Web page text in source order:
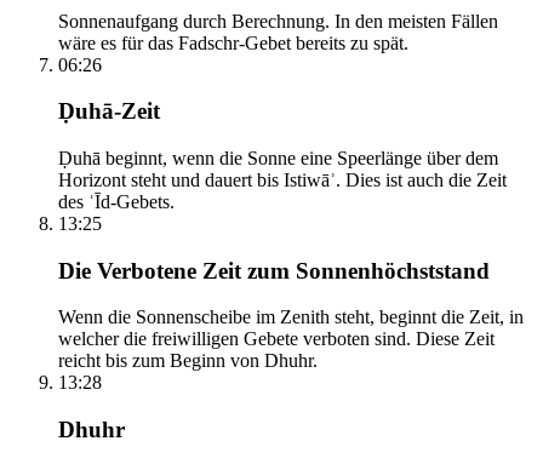
Sonnenaufgang durch Berechnung. In den meisten Fällen
wäre es für das Fadschr-Gebet bereits zu spät.
06:26
Ḍuhā-Zeit
Ḍuhā beginnt, wenn die Sonne eine Speerlänge über dem
Horizont steht und dauert bis Istiwāʾ. Dies ist auch die Zeit
des ʿĪd-Gebets.
13:25
Die Verbotene Zeit zum Sonnenhöchststand
Wenn die Sonnenscheibe im Zenith steht, beginnt die Zeit, in
welcher die freiwilligen Gebete verboten sind. Diese Zeit
reicht bis zum Beginn von Dhuhr.
13:28
Dhuhr